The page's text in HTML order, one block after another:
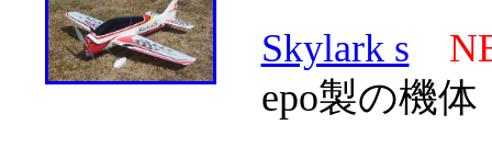
Skylark s
epo製の機